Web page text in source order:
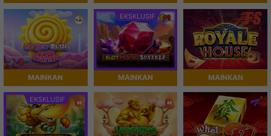
MAINKAN
EKSKLUSIF
MAINKAN MAINKAN
EKSKLUSIF